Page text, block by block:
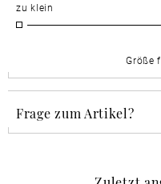
zu klein
Größe
Frage zum Artikel?